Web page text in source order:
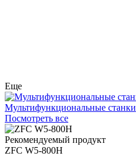
Еще
Мультифункциональные станки
Посмотреть все
Рекомендуемый продукт
ZFC W5-800H